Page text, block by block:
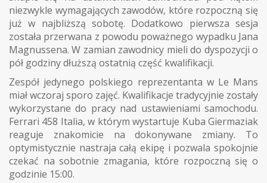
niezwykle wymagających zawodów, które rozpoczną się
już w najbliższą sobotę. Dodatkowo pierwsza sesja
została przerwana z powodu poważnego wypadku Jana
Magnussena. W zamian zawodnicy mieli do dyspozycji o
pół godziny dłuższą ostatnią część kwalifikacji.
Zespół jedynego polskiego reprezentanta w Le Mans
miał wczoraj sporo zajęć. Kwalifikacje tradycyjnie zostały
wykorzystane do pracy nad ustawieniami samochodu.
Ferrari 458 Italia, w którym wystartuje Kuba Giermaziak
reaguje znakomicie na dokonywane zmiany. To
optymistycznie nastraja całą ekipę i pozwala spokojnie
czekać na sobotnie zmagania, które rozpoczną się o
godzinie 15:00.